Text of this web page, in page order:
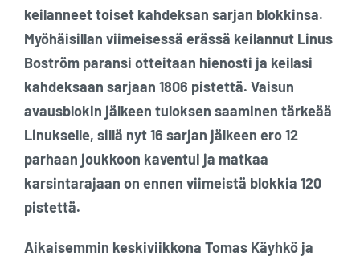
keilanneet toiset kahdeksan sarjan blokkinsa.
Myöhäisillan viimeisessä erässä keilannut Linus
Boström paransi otteitaan hienosti ja keilasi
kahdeksaan sarjaan 1806 pistettä. Vaisun
avausblokin jälkeen tuloksen saaminen tärkeää
Linukselle, sillä nyt 16 sarjan jälkeen ero 12
parhaan joukkoon kaventui ja matkaa
karsintarajaan on ennen viimeistä blokkia 120
pistettä.
Aikaisemmin keskiviikkona Tomas Käyhkö ja